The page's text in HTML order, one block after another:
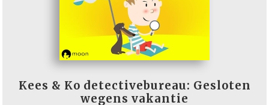
Kees & Ko detectivebureau: Gesloten
wegens vakantie